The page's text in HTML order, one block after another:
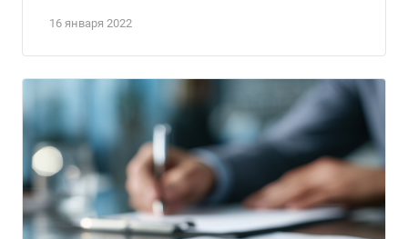
16 января 2022